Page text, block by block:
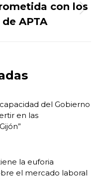
con los
APTA
del Gobierno
en las
la euforia
el mercado laboral